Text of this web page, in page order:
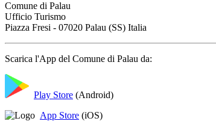
Comune di Palau
Ufficio Turismo
Piazza Fresi - 07020 Palau (SS) Italia
Scarica l'App del Comune di Palau da:
Play Store (Android)
App Store (iOS)